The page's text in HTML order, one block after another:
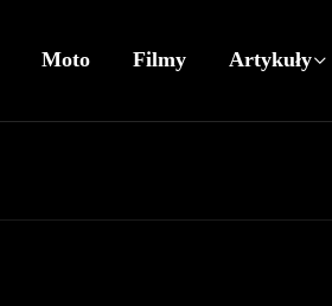
Moto Filmy Artykuły